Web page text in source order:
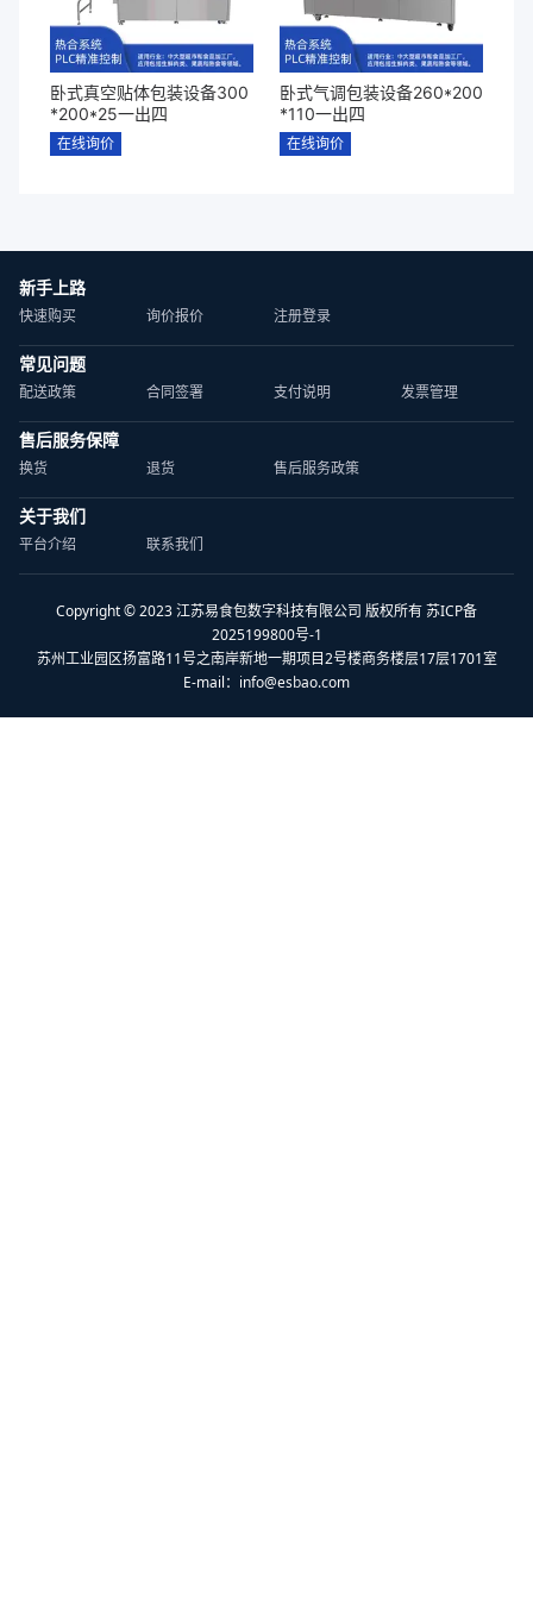
卧式真空贴体包装设备300
*200*25一出四
在线询价
卧式气调包装设备260*200
*110一出四
在线询价
新手上路
快速购买 询价报价 注册登录
常见问题
配送政策 合同签署 支付说明 发票管理
售后服务保障
换货 退货 售后服务政策
关于我们
平台介绍 联系我们
Copyright © 2023 江苏易食包数字科技有限公司 版权所有 苏ICP备
2025199800号-1
苏州工业园区扬富路11号之南岸新地一期项目2号楼商务楼层17层1701室
E-mail： info@esbao.com